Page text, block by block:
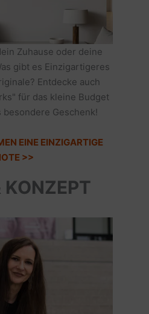
Zuhause oder deine
gibt es Einzigartigeres
Entdecke auch
für das kleine Budget
besondere Geschenk!
EINE EINZIGARTIGE
>>
KONZEPT